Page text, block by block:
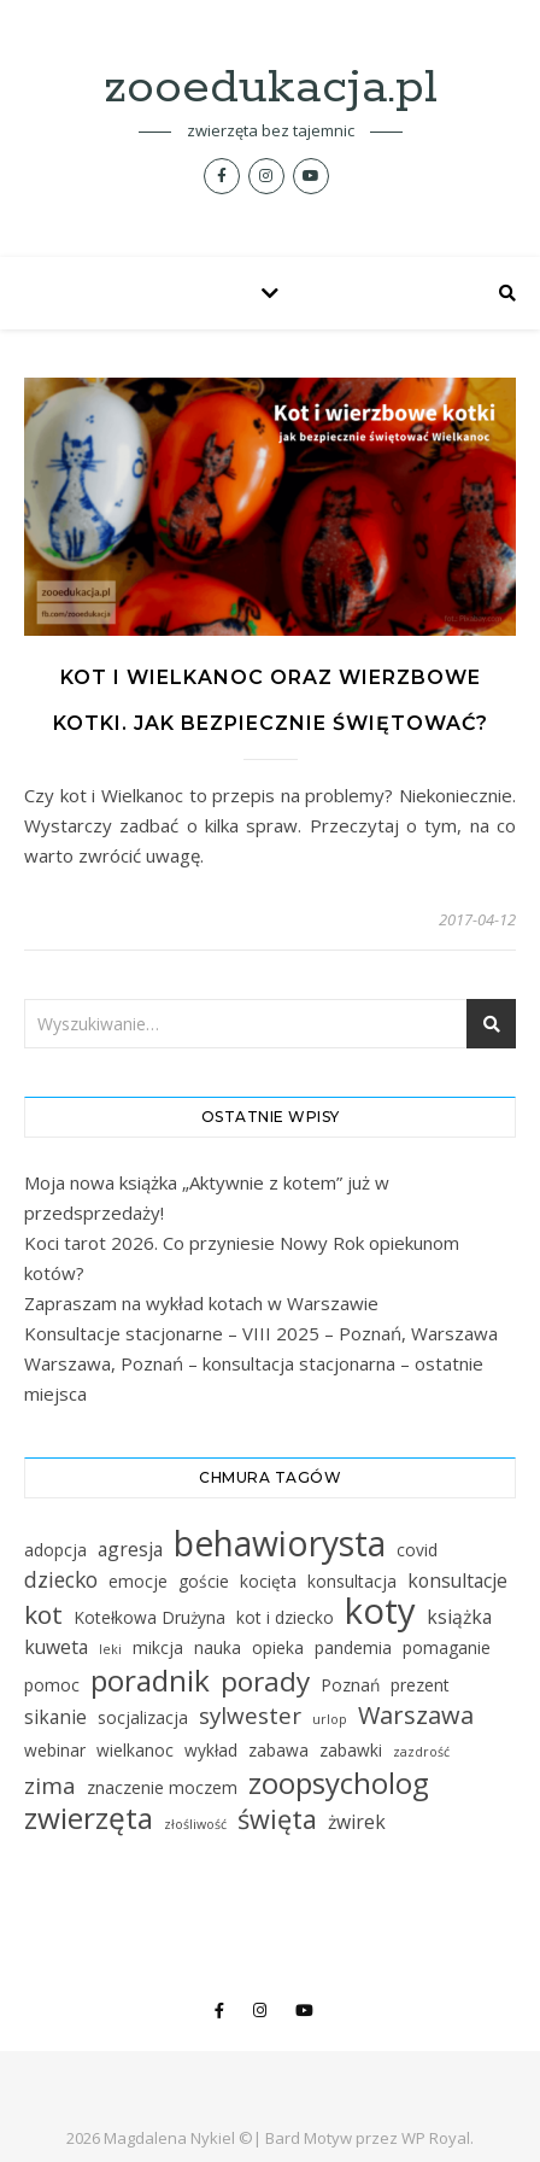
zooedukacja.pl
zwierzęta bez tajemnic
KOT I WIELKANOC ORAZ WIERZBOWE
KOTKI. JAK BEZPIECZNIE ŚWIĘTOWAĆ?
Czy kot i Wielkanoc to przepis na problemy? Niekoniecznie.
Wystarczy zadbać o kilka spraw. Przeczytaj o tym, na co
warto zwrócić uwagę.
2017-04-12
OSTATNIE WPISY
Moja nowa książka „Aktywnie z kotem” już w
przedsprzedaży!
Koci tarot 2026. Co przyniesie Nowy Rok opiekunom
kotów?
Zapraszam na wykład kotach w Warszawie
Konsultacje stacjonarne – VIII 2025 – Poznań, Warszawa
Warszawa, Poznań – konsultacja stacjonarna – ostatnie
miejsca
CHMURA TAGÓW
adopcja agresja behawiorysta covid
dziecko emocje goście kocięta konsultacja konsultacje
kot Kotełkowa Drużyna kot i dziecko koty książka
kuweta
leki mikcja nauka opieka pandemia pomaganie
pomoc poradnik porady Poznań prezent
sikanie socjalizacja sylwester urlop Warszawa
webinar wielkanoc wykład zabawa zabawki zazdrość
zima znaczenie moczem zoopsycholog
zwierzęta
złośliwość święta żwirek
2026 Magdalena Nykiel ©| Bard Motyw przez WP Royal.